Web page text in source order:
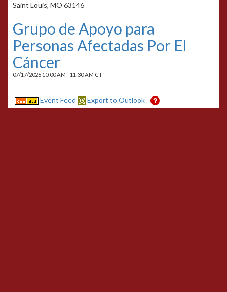
Saint Louis, MO 63146
Grupo de Apoyo para
Personas Afectadas Por El
Cáncer
07/17/2026 10:00 AM - 11:30 AM CT
Event Feed Export to Outlook